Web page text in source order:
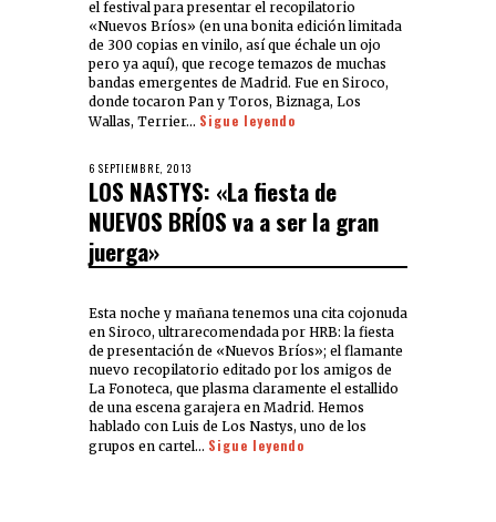
el festival para presentar el recopilatorio
«Nuevos Bríos» (en una bonita edición limitada
de 300 copias en vinilo, así que échale un ojo
pero ya aquí), que recoge temazos de muchas
bandas emergentes de Madrid. Fue en Siroco,
donde tocaron Pan y Toros, Biznaga, Los
Wallas, Terrier… Sigue leyendo
6 SEPTIEMBRE, 2013
LOS NASTYS: «La fiesta de
NUEVOS BRÍOS va a ser la gran
juerga»
Esta noche y mañana tenemos una cita cojonuda
en Siroco, ultrarecomendada por HRB: la fiesta
de presentación de «Nuevos Bríos»; el flamante
nuevo recopilatorio editado por los amigos de
La Fonoteca, que plasma claramente el estallido
de una escena garajera en Madrid. Hemos
hablado con Luis de Los Nastys, uno de los
grupos en cartel… Sigue leyendo